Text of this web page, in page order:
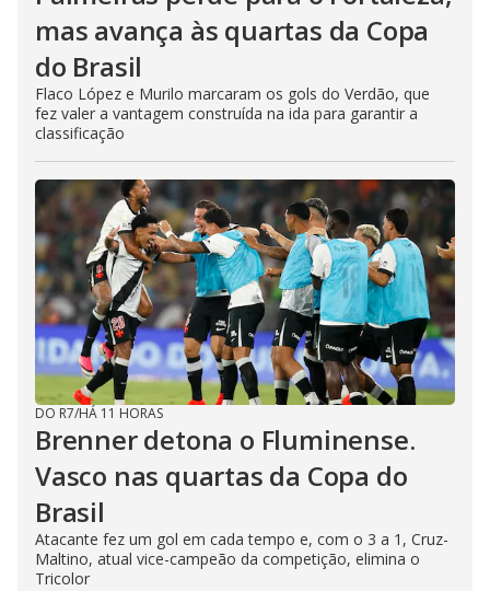
mas avança às quartas da Copa
do Brasil
Flaco López e Murilo marcaram os gols do Verdão, que
fez valer a vantagem construída na ida para garantir a
classificação
DO R7/HÁ 11 HORAS
Brenner detona o Fluminense.
Vasco nas quartas da Copa do
Brasil
Atacante fez um gol em cada tempo e, com o 3 a 1, Cruz-
Maltino, atual vice-campeão da competição, elimina o
Tricolor